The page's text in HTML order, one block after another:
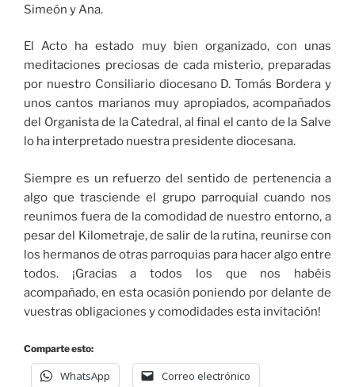
Simeón y Ana.
El Acto ha estado muy bien organizado, con unas
meditaciones preciosas de cada misterio, preparadas
por nuestro Consiliario diocesano D. Tomás Bordera y
unos cantos marianos muy apropiados, acompañados
del Organista de la Catedral, al final el canto de la Salve
lo ha interpretado nuestra presidente diocesana.
Siempre es un refuerzo del sentido de pertenencia a
algo que trasciende el grupo parroquial cuando nos
reunimos fuera de la comodidad de nuestro entorno, a
pesar del Kilometraje, de salir de la rutina, reunirse con
los hermanos de otras parroquias para hacer algo entre
todos. ¡Gracias a todos los que nos habéis
acompañado, en esta ocasión poniendo por delante de
vuestras obligaciones y comodidades esta invitación!
Comparte esto:
WhatsApp Correo electrónico